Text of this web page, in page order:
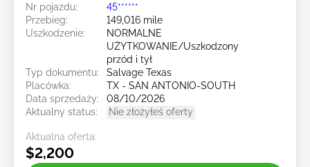
Nr pojazdu:
45******
Przebieg:
149,016 mile
Uszkodzenie:
NORMALNE
UŻYTKOWANIE/Uszkodzony
przód i tył
Typ dokumentu:
Salvage Texas
Placówka:
TX - SAN ANTONIO-SOUTH
Data sprzedaży:
08/10/2026
Aktualny status:
Nie złożyłeś oferty
Aktualna oferta:
$2,200